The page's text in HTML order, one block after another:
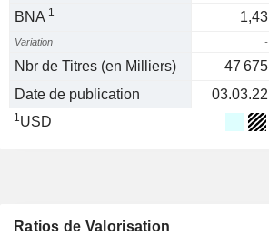
BNA 1 1,43
Variation -
Nbr de Titres (en Milliers) 47 675
Date de publication
03.03.22
1USD
Ratios de Valorisation